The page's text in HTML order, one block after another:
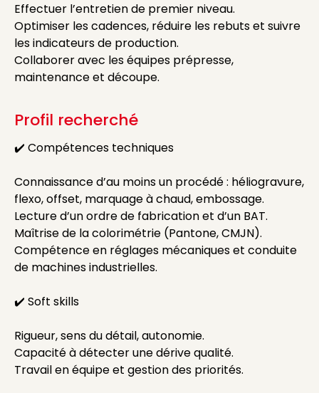
Effectuer l’entretien de premier niveau.
Optimiser les cadences, réduire les rebuts et suivre
les indicateurs de production.
Collaborer avec les équipes prépresse,
maintenance et découpe.
Profil recherché
✔️ Compétences techniques
Connaissance d’au moins un procédé : héliogravure,
flexo, offset, marquage à chaud, embossage.
Lecture d’un ordre de fabrication et d’un BAT.
Maîtrise de la colorimétrie (Pantone, CMJN).
Compétence en réglages mécaniques et conduite
de machines industrielles.
✔️ Soft skills
Rigueur, sens du détail, autonomie.
Capacité à détecter une dérive qualité.
Travail en équipe et gestion des priorités.